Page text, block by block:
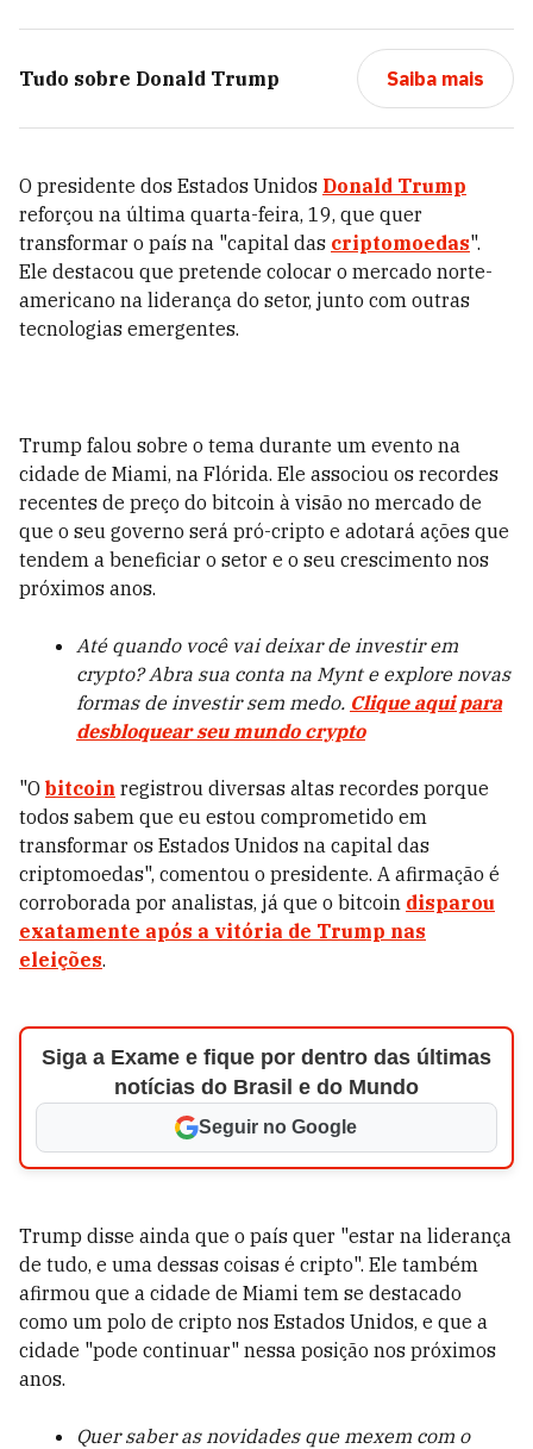
Tudo sobre Donald Trump Saiba mais
O presidente dos Estados Unidos Donald Trump
reforçou na última quarta-feira, 19, que quer
transformar o país na "capital das criptomoedas".
Ele destacou que pretende colocar o mercado norte-
americano na liderança do setor, junto com outras
tecnologias emergentes.
Trump falou sobre o tema durante um evento na
cidade de Miami, na Flórida. Ele associou os recordes
recentes de preço do bitcoin à visão no mercado de
que o seu governo será pró-cripto e adotará ações que
tendem a beneficiar o setor e o seu crescimento nos
próximos anos.
Até quando você vai deixar de investir em
crypto? Abra sua conta na Mynt e explore novas
formas de investir sem medo. Clique aqui para
desbloquear seu mundo crypto
"O bitcoin registrou diversas altas recordes porque
todos sabem que eu estou comprometido em
transformar os Estados Unidos na capital das
criptomoedas", comentou o presidente. A afirmação é
corroborada por analistas, já que o bitcoin disparou
exatamente após a vitória de Trump nas
eleições.
Siga a Exame e fique por dentro das últimas
notícias do Brasil e do Mundo
Seguir no Google
Trump disse ainda que o país quer "estar na liderança
de tudo, e uma dessas coisas é cripto". Ele também
afirmou que a cidade de Miami tem se destacado
como um polo de cripto nos Estados Unidos, e que a
cidade "pode continuar" nessa posição nos próximos
anos.
Quer saber as novidades que mexem com o